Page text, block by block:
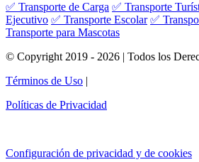
✅ Transporte de Carga ✅ Transporte
Ejecutivo ✅ Transporte Escolar ✅
Transporte para Mascotas
© Copyright 2019 - 2026 | Todos los
Términos de Uso |
Políticas de Privacidad
Configuración de privacidad y de cookies